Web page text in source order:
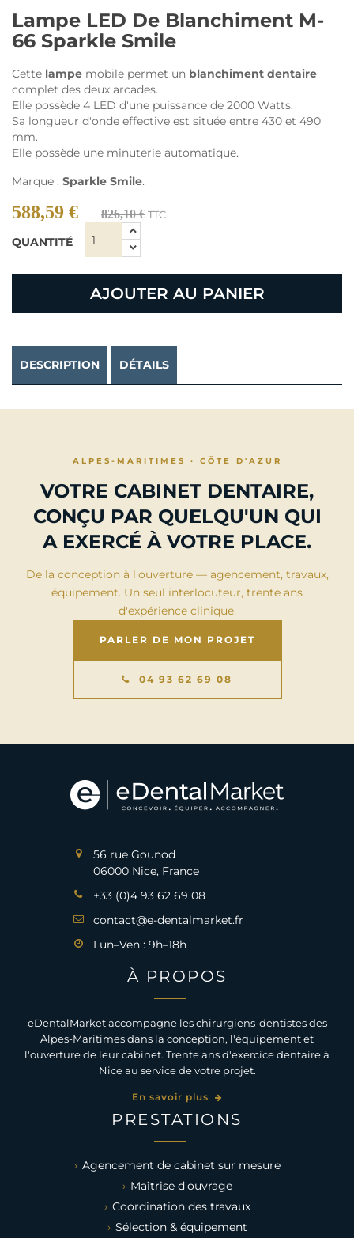
Lampe LED De Blanchiment M-
66 Sparkle Smile
Cette lampe mobile permet un blanchiment dentaire
complet des deux arcades.
Elle possède 4 LED d'une puissance de 2000 Watts.
Sa longueur d'onde effective est située entre 430 et 490
mm.
Elle possède une minuterie automatique.
Marque : Sparkle Smile.
588,59 € 826,10 €TTC
QUANTITÉ
AJOUTER AU PANIER
DESCRIPTION DÉTAILS
ALPES-MARITIMES · CÔTE D'AZUR
VOTRE CABINET DENTAIRE,
CONÇU PAR QUELQU'UN QUI
A EXERCÉ À VOTRE PLACE.
De la conception à l'ouverture — agencement, travaux,
équipement. Un seul interlocuteur, trente ans
d'expérience clinique.
PARLER DE MON PROJET
04 93 62 69 08
56 rue Gounod
06000 Nice, France
+33 (0)4 93 62 69 08
contact@e-dentalmarket.fr
Lun–Ven : 9h–18h
À PROPOS
eDentalMarket accompagne les chirurgiens-dentistes des
Alpes-Maritimes dans la conception, l'équipement et
l'ouverture de leur cabinet. Trente ans d'exercice dentaire à
Nice au service de votre projet.
En savoir plus
PRESTATIONS
Agencement de cabinet sur mesure
Maîtrise d'ouvrage
Coordination des travaux
Sélection & équipement